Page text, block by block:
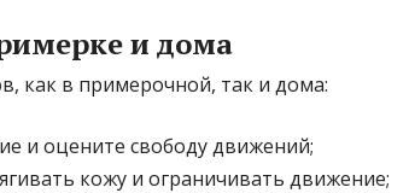
и дома
как в примерочной, так и дома:
и оцените свободу движений;
кожу и ограничивать движение;